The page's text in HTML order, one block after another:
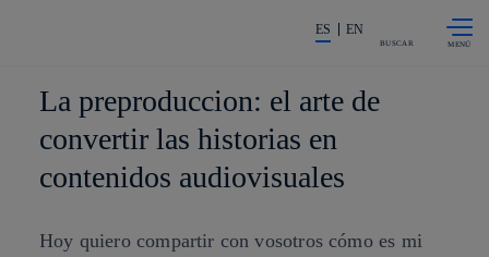
La acción en accionistas e
ES EN
BUSCAR
La preproduccion: el arte de
convertir las historias en
contenidos audiovisuales
Hoy quiero compartir con vosotros cómo es mi